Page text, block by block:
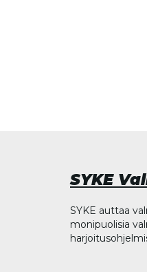
SYKE
SYKE auttaa
monipuolisia